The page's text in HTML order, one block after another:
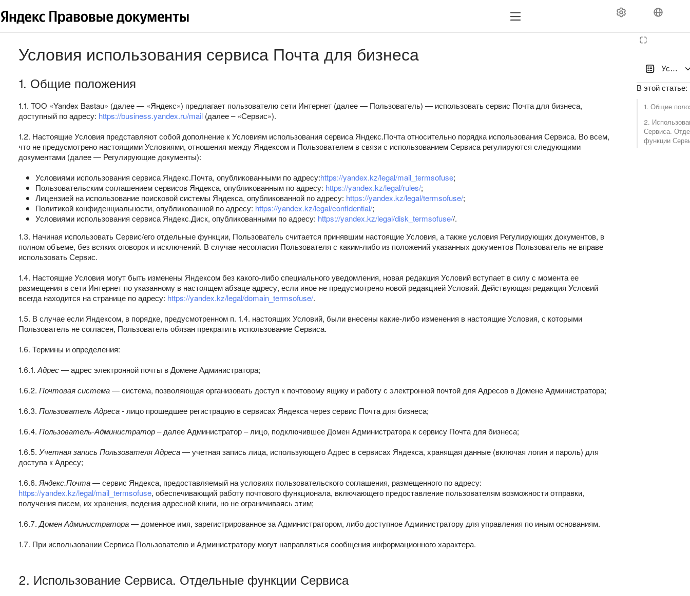
В этой статье:
1. Общие
2.
Сервиса.
функции
Условия использования сервиса Почта для бизнеса
1. Общие положения
1.1. ТОО «Yandex Bastau» (далее — «Яндекс») предлагает пользователю сети Интернет (далее — Пользователь) — использовать сервис Почта для бизнеса,
доступный по адресу: https://business.yandex.ru/mail (далее – «Сервис»).
1.2. Настоящие Условия представляют собой дополнение к Условиям использования сервиса Яндекс.Почта относительно порядка использования Сервиса. Во всем,
что не предусмотрено настоящими Условиями, отношения между Яндексом и Пользователем в связи с использованием Сервиса регулируются следующими
документами (далее — Регулирующие документы):
Условиями использования сервиса Яндекс.Почта, опубликованными по адресу:https://yandex.kz/legal/mail_termsofuse;
Пользовательским соглашением сервисов Яндекса, опубликованным по адресу: https://yandex.kz/legal/rules/;
Лицензией на использование поисковой системы Яндекса, опубликованной по адресу: https://yandex.kz/legal/termsofuse/;
Политикой конфиденциальности, опубликованной по адресу: https://yandex.kz/legal/confidential/;
Условиями использования сервиса Яндекс.Диск, опубликованными по адресу: https://yandex.kz/legal/disk_termsofuse//.
1.3. Начиная использовать Сервис/его отдельные функции, Пользователь считается принявшим настоящие Условия, а также условия Регулирующих документов, в
полном объеме, без всяких оговорок и исключений. В случае несогласия Пользователя с каким-либо из положений указанных документов Пользователь не вправе
использовать Сервис.
1.4. Настоящие Условия могут быть изменены Яндексом без какого-либо специального уведомления, новая редакция Условий вступает в силу с момента ее
размещения в сети Интернет по указанному в настоящем абзаце адресу, если иное не предусмотрено новой редакцией Условий. Действующая редакция Условий
всегда находится на странице по адресу: https://yandex.kz/legal/domain_termsofuse/.
1.5. В случае если Яндексом, в порядке, предусмотренном п. 1.4. настоящих Условий, были внесены какие-либо изменения в настоящие Условия, с которыми
Пользователь не согласен, Пользователь обязан прекратить использование Сервиса.
1.6. Термины и определения:
1.6.1. Адрес— адрес электронной почты в Домене Администратора;
1.6.2. Почтовая система— система, позволяющая организовать доступ к почтовому ящику и работу с электронной почтой для Адресов в Домене Администратора;
1.6.3. Пользователь Адреса- лицо прошедшее регистрацию в сервисах Яндекса через сервис Почта для бизнеса;
1.6.4. Пользователь-Администратор– далее Администратор – лицо, подключившее Домен Администратора к сервису Почта для бизнеса;
1.6.5. Учетная запись Пользователя Адреса— учетная запись лица, использующего Адрес в сервисах Яндекса, хранящая данные (включая логин и пароль) для
доступа к Адресу;
1.6.6. Яндекс.Почта— сервис Яндекса, предоставляемый на условиях пользовательского соглашения, размещенного по адресу:
https://yandex.kz/legal/mail_termsofuse, обеспечивающий работу почтового функционала, включающего предоставление пользователям возможности отправки,
получения писем, их хранения, ведения адресной книги, но не ограничиваясь этим;
1.6.7. Домен Администратора— доменное имя, зарегистрированное за Администратором, либо доступное Администратору для управления по иным основаниям.
1.7. При использовании Сервиса Пользователю и Администратору могут направляться сообщения информационного характера.
2. Использование Сервиса. Отдельные функции Сервиса